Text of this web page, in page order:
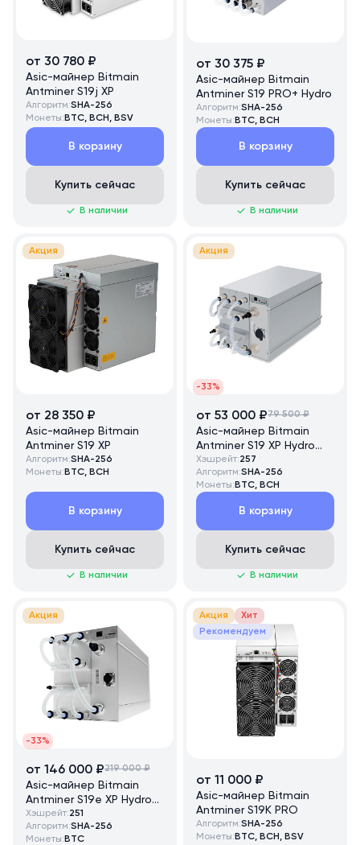
от 30 780 ₽
Asic-майнер Bitmain
Antminer S19j XP
Алгоритм:SHA-256
Монеты: BTC, BCH, BSV
В корзину
Купить сейчас
В наличии
от 30 375 ₽
Asic-майнер Bitmain
Antminer S19 PRO+ Hydro
Алгоритм:SHA-256
Монеты: BTC, BCH
В корзину
Купить сейчас
В наличии
Акция
от 28 350 ₽
Asic-майнер Bitmain
Antminer S19 XP
Алгоритм:SHA-256
Монеты: BTC, BCH
В корзину
Купить сейчас
В наличии
Акция
-33%
от 53 000 ₽79 500 ₽
Asic-майнер Bitmain
Antminer S19 XP Hydro
257 TH/s
Хэшрейт:257
Алгоритм:SHA-256
Монеты: BTC, BCH
В корзину
Купить сейчас
В наличии
Акция
-33%
от 146 000 ₽219 000 ₽
Asic-майнер Bitmain
Antminer S19e XP Hydro
251 TH/s
Хэшрейт:251
Алгоритм:SHA-256
Монеты: BTC
Акция
Хит
Рекомендуем
от 11 000 ₽
Asic-майнер Bitmain
Antminer S19K PRO
Алгоритм:SHA-256
Монеты: BTC, BCH, BSV